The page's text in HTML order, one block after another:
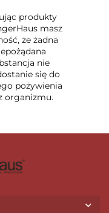
produkty
masz
że żadna
nie
się do
pożywienia
organizmu.